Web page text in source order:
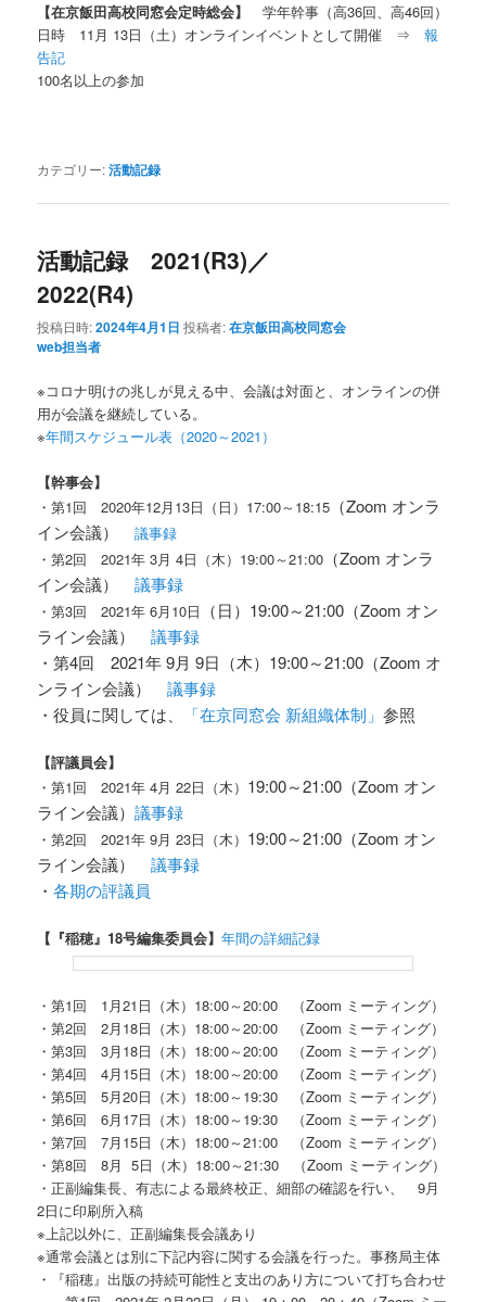
【在京飯田高校同窓会定時総会】学年幹事（高36回、高46回）
日時 11月 13日（土）オンラインイベントとして開催 ⇒報
告記
100名以上の参加
カテゴリー:活動記録
活動記録 2021(R3)／
2022(R4)
投稿日時:2024年4月1日 投稿者:在京飯田高校同窓会
web担当者
※コロナ明けの兆しが見える中、会議は対面と、オンラインの併
用が会議を継続している。
※年間スケジュール表（2020～2021）
【幹事会】
・第1回 2020年12月13日（日）17:00～18:15 （Zoom オンラ
イン会議）議事録
・第2回 2021年 3月 4日（木）19:00～21:00 （Zoom オンラ
イン会議）議事録
・第3回 2021年 6月10日 （日）19:00～21:00（Zoom オン
ライン会議）議事録
・第4回 2021年 9月 9日（木）19:00～21:00（Zoom オ
ンライン会議）議事録
・役員に関しては、
「在京同窓会 新組織体制」参照
【評議員会】
・第1回 2021年 4月 22日（木） 19:00～21:00（Zoom オン
ライン会議）議事録
・第2回 2021年 9月 23日（木） 19:00～21:00（Zoom オン
ライン会議）議事録
・各期の評議員
【『稲穂』18号編集委員会】年間の詳細記録
・第1回 1月21日（木）18:00～20:00 （Zoom ミーティング）
・第2回 2月18日（木）18:00～20:00 （Zoom ミーティング）
・第3回 3月18日（木）18:00～20:00 （Zoom ミーティング）
・第4回 4月15日（木）18:00～20:00 （Zoom ミーティング）
・第5回 5月20日（木）18:00～19:30 （Zoom ミーティング）
・第6回 6月17日（木）18:00～19:30 （Zoom ミーティング）
・第7回 7月15日（木）18:00～21:00 （Zoom ミーティング）
・第8回 8月 5日（木）18:00～21:30 （Zoom ミーティング）
・正副編集長、有志による最終校正、細部の確認を行い、 9月
2日に印刷所入稿
※上記以外に、正副編集長会議あり
※通常会議とは別に下記内容に関する会議を行った。事務局主体
・『稲穂』出版の持続可能性と支出のあり方について打ち合わせ